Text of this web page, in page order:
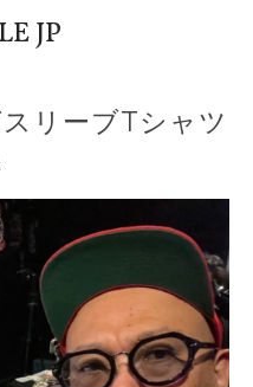
JP
リーブTシャツ